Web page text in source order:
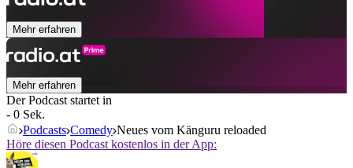
Mehr erfahren
Mehr erfahren
Der Podcast startet in
- 0 Sek.
Podcasts Comedy Neues vom Känguru reloaded
Höre diesen Podcast kostenlos in der App: